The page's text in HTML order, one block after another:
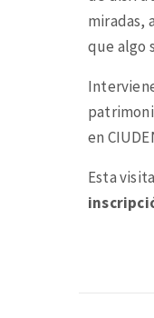
miradas,
que algo
en
Esta